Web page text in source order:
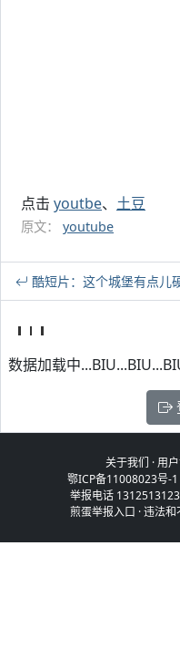
点击 youtbe、 土豆
原文： youtube
酷短片：这个城堡有点儿
数据加载中
关于我们 ·用
鄂ICP备11008023号-1
举报电话
煎蛋举报入口 ·违法和